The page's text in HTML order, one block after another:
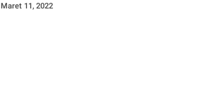
Maret 11, 2022